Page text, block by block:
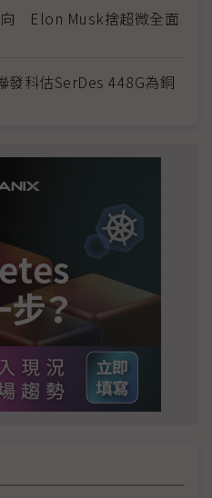
向 Elon Musk捨超微全面
科估SerDes 448G為銅